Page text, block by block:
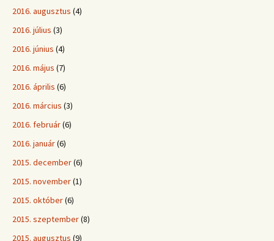
2016. augusztus (4)
2016. július (3)
2016. június (4)
2016. május (7)
2016. április (6)
2016. március (3)
2016. február(6)
2016. január(6)
2015. december(6)
2015. november(1)
2015. október(6)
2015. szeptember(8)
2015. augusztus (9)